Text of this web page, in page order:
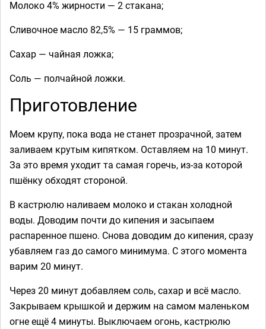
Молоко 4% жирности — 2 стакана;
Сливочное масло 82,5% — 15 граммов;
Сахар — чайная ложка;
Соль — полчайной ложки.
Приготовление
Моем крупу, пока вода не станет прозрачной, затем
заливаем крутым кипятком. Оставляем на 10 минут.
За это время уходит та самая горечь, из-за которой
пшёнку обходят стороной.
В кастрюлю наливаем молоко и стакан холодной
воды. Доводим почти до кипения и засыпаем
распаренное пшено. Снова доводим до кипения, сразу
убавляем газ до самого минимума. С этого момента
варим 20 минут.
Через 20 минут добавляем соль, сахар и всё масло.
Закрываем крышкой и держим на самом маленьком
огне ещё 4 минуты. Выключаем огонь, кастрюлю